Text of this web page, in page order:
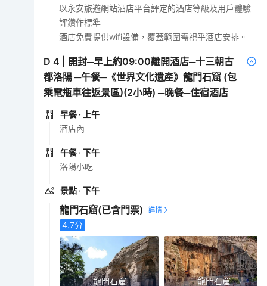
以永安旅遊網站酒店平台評定的酒店等級及用戶體驗
評鑽作標準
酒店免費提供wifi設備，覆蓋範圍需視乎酒店安排。
D4
開封─早上約09:00離開酒店─十三朝古
都洛陽 ─午餐─《世界文化遺產》龍門石窟 (包
乘電瓶車往返景區)(2小時) ─晚餐─住宿酒店
早餐 · 上午
酒店內
午餐 · 下午
洛陽小吃
景點 · 下午
龍門石窟(已含門票)
4.7分
龍門石窟 龍門石窟